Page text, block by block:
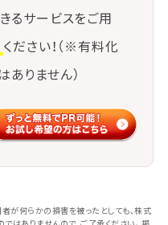
活かし、店前の様
を発信
で、単なる"通りすがり
るサービスをご用
ください！（※有料化
りません）
が何らかの損害を被ったとしても、株式